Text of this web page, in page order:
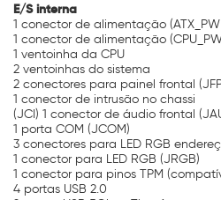
E/S interna
1 conector de alimentação
1 conector de alimentação
1 ventoinha da CPU
2 ventoinhas do sistema
2 conectores para painel frontal
1 conector de intrusão no chassi
(JCI) 1 conector de áudio frontal
1 porta COM (JCOM)
3 conectores para LED RGB
1 conector para LED RGB (JRGB)
1 conector para pinos TPM
4 portas USB 2.0